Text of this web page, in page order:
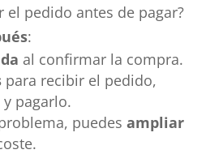
el pedido antes de pagar?
:
al confirmar la compra.
para recibir el pedido,
pagarlo.
puedes ampliar